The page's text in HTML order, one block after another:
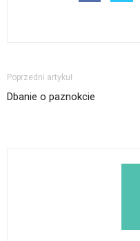
Poprzedni artykuł
Dbanie o paznokcie